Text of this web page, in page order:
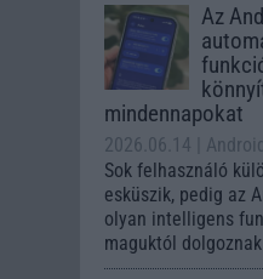
Az
mindennapokat
2026.06.14
|
Sok felhasználó
esküszik, pedig az
olyan intelligens
maguktól